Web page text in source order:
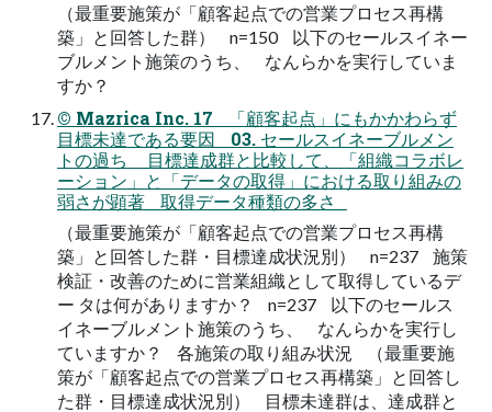
（最重要施策が「顧客起点での営業プロセス再構
築」と回答した群） n=150 以下のセールスイネー
ブルメント施策のうち、 なんらかを実行していま
すか？
© Mazrica Inc. 17 「顧客起点」にもかかわらず
目標未達である要因 03. セールスイネーブルメン
トの過ち 目標達成群と比較して、「組織コラボレ
ーション」と「データの取得」における取り組みの
弱さが顕著 取得データ種類の多さ
（最重要施策が「顧客起点での営業プロセス再構
築」と回答した群・目標達成状況別） n=237 施策
検証・改善のために営業組織として取得しているデ
ー タは何がありますか？ n=237 以下のセールス
イネーブルメント施策のうち、 なんらかを実行し
ていますか？ 各施策の取り組み状況 （最重要施
策が「顧客起点での営業プロセス再構築」と回答し
た群・目標達成状況別） 目標未達群は、達成群と